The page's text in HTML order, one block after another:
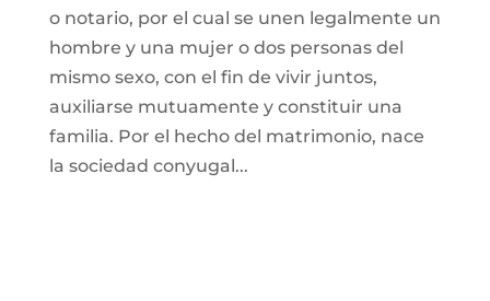
o notario, por el cual se unen legalmente un
hombre y una mujer o dos personas del
mismo sexo, con el fin de vivir juntos,
auxiliarse mutuamente y constituir una
familia. Por el hecho del matrimonio, nace
la sociedad conyugal...